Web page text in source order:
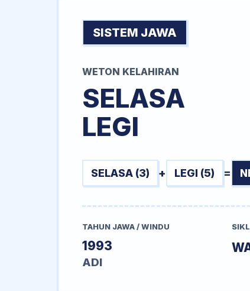
SISTEM JAWA
WETON KELAHIRAN
SELASA
LEGI
SELASA (3) + LEGI (5) =
TAHUN JAWA / WINDU
1993
ADI